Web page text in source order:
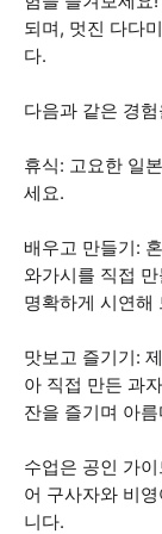
되며, 멋진 다다
다.
다음과 같은 경
휴식: 고요한 일
세요.
배우고 만들기:
와가시를 직접
명확하게 시연해
맛보고 즐기기:
아 직접 만든 과
잔을 즐기며 아
수업은 공인 가
어 구사자와 비
니다.